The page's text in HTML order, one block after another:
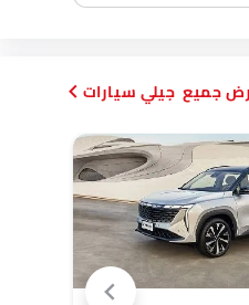
جيلي سيارات